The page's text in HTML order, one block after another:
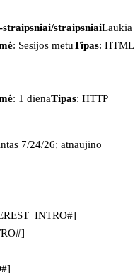
straipsniai/straipsniaiLaukia
: Sesijos metuTipas: HTML
: 1 dienaTipas: HTTP
7/24/26; atnaujino